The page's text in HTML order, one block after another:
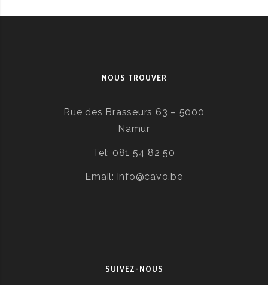
NOUS TROUVER
Rue des Brasseurs 63 – 5000
Namur
Tel: 081 54 82 50
Email: info@cavo.be
SUIVEZ-NOUS